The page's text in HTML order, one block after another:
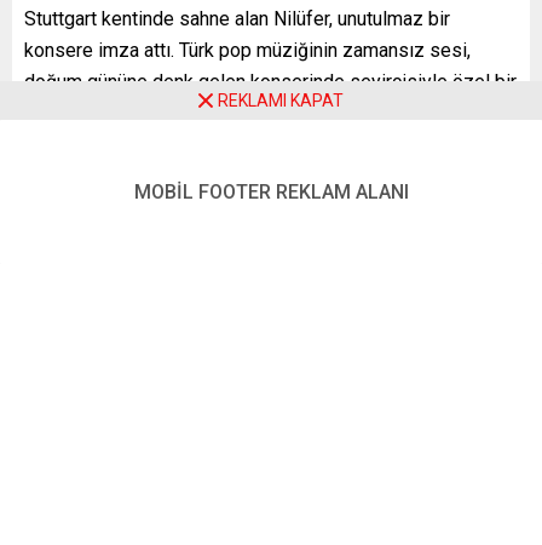
Stuttgart kentinde sahne alan Nilüfer, unutulmaz bir
konsere imza attı. Türk pop müziğinin zamansız sesi,
doğum gününe denk gelen konserinde seyircisiyle özel bir
akşam yaşadı. Türk pop müziğinin en güçlü kadın
sürdüren Nilüfer, Stuttgart’ta hem nostalji rüzgârı estirdi
REKLAMI KAPAT
MOBİL FOOTER REKLAM ALANI